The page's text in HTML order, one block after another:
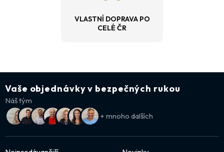
VLASTNÍ DOPRAVA PO
CELÉ ČR
Vaše objednávky v bezpečných rukou
Náš tým
+ mnoho dalších